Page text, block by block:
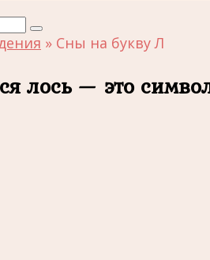
» Сны на букву Л
лось — это